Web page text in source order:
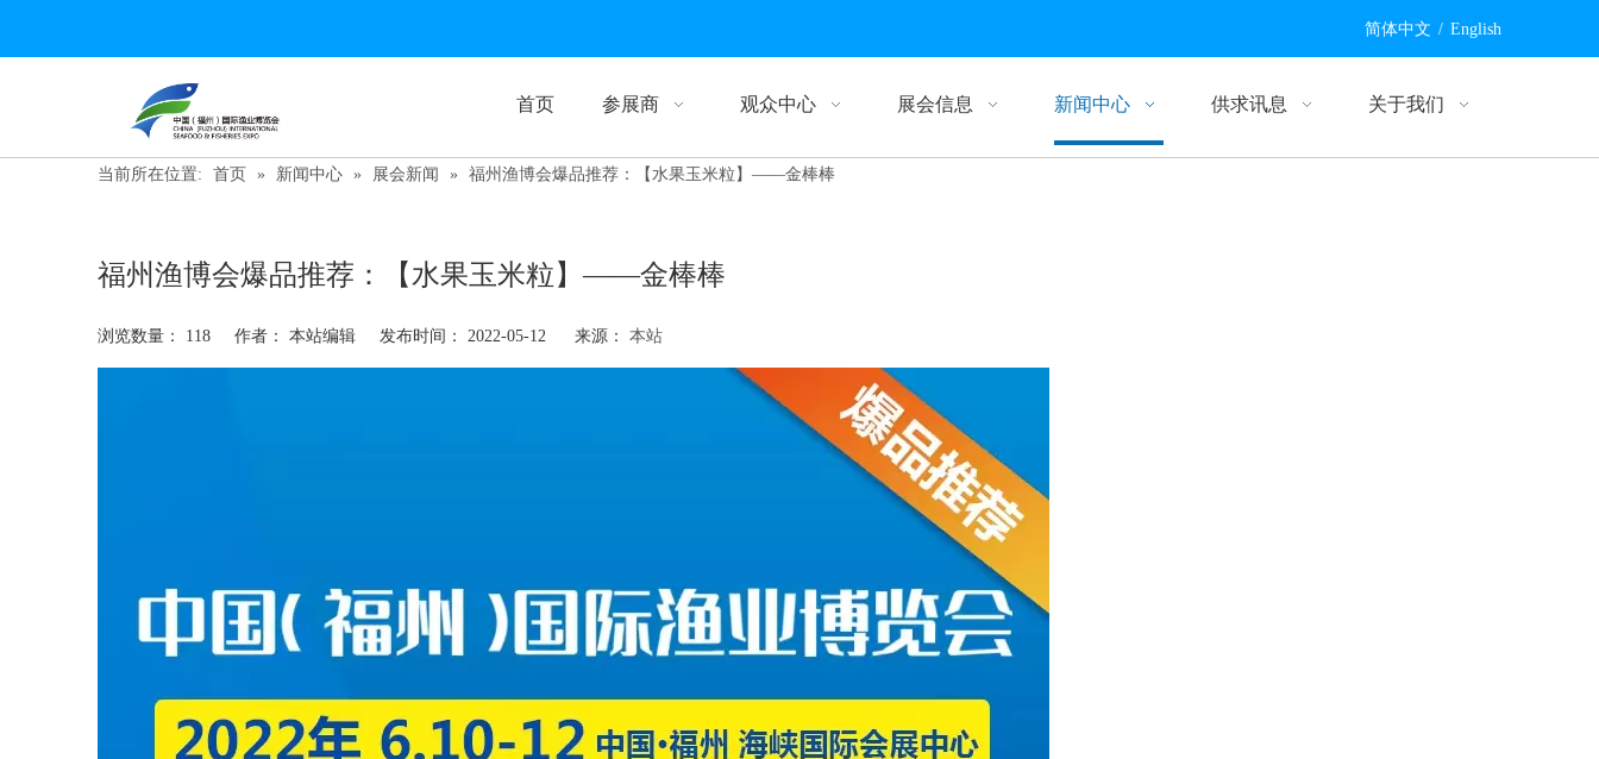
简体中文 / English
首页 参展商 观众中心 展会信息 新闻中心 供求讯息 关于我们
当前所在位置: 首页 » 新闻中心 » 展会新闻 » 福州渔博会爆品推荐：【水果玉米粒】——金棒棒
福州渔博会爆品推荐：【水果玉米粒】——金棒棒
浏览数量： 118 作者： 本站编辑 发布时间： 2022-05-12 来源： 本站
["wechat","weibo","qzone","douban","email"]